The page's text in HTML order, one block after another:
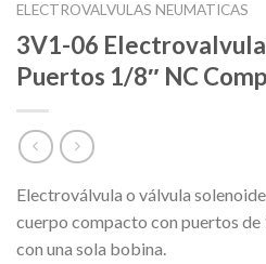
ELECTROVALVULAS NEUMATICAS
3V1-06
Puertos 1/8″ NC
Electroválvula o válvula
cuerpo compacto con puertos
con una sola bobina.